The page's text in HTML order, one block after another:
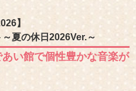
】
夏の休日2026Ver.～
い館で個性豊かな音楽が